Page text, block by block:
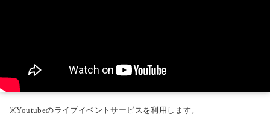
※Youtubeのライブイベントサービスを利用します。